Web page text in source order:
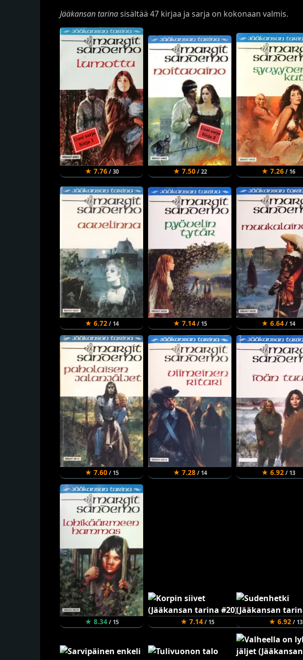
Jääkansan tarinasisältää 47 kirjaa ja sarja on kokonaan valmis.
★ 7.76/ 30 ★ 7.50/ 22 ★ 7.26/ 16
★ 6.72/ 14 ★ 7.14/ 15 ★ 6.64/ 14
★ 7.60/ 15 ★ 7.28/ 14 ★ 6.92/ 13
★ 8.34/ 15 ★ 7.14/ 15 ★ 6.92/ 13